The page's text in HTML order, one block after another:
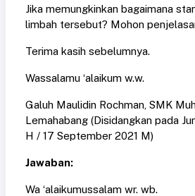
Jika memungkinkan bagaimana
limbah tersebut? Mohon
Terima kasih sebelumnya.
Wassalamu ‘alaikum w.w.
Galuh Maulidin Rochman, SMK
Lemahabang (Disidangkan pada
H / 17 September 2021 M)
Jawaban:
Wa ‘alaikumussalam wr. wb.